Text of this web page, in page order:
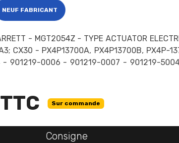
NEUF FABRICANT
- MGT2054Z - TYPE ACTUATOR
CX30 - PX4P13700A, PX4P13700B, PX4P-
901219-0006 - 901219-0007 - 901219-
Sur commande
Consigne